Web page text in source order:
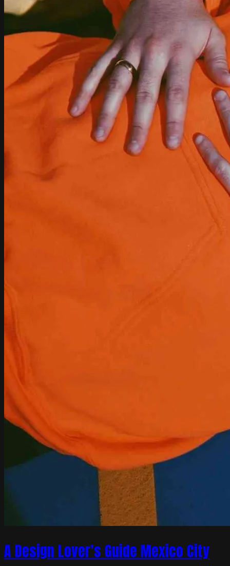
A Design Lover’s Guide Mexico City